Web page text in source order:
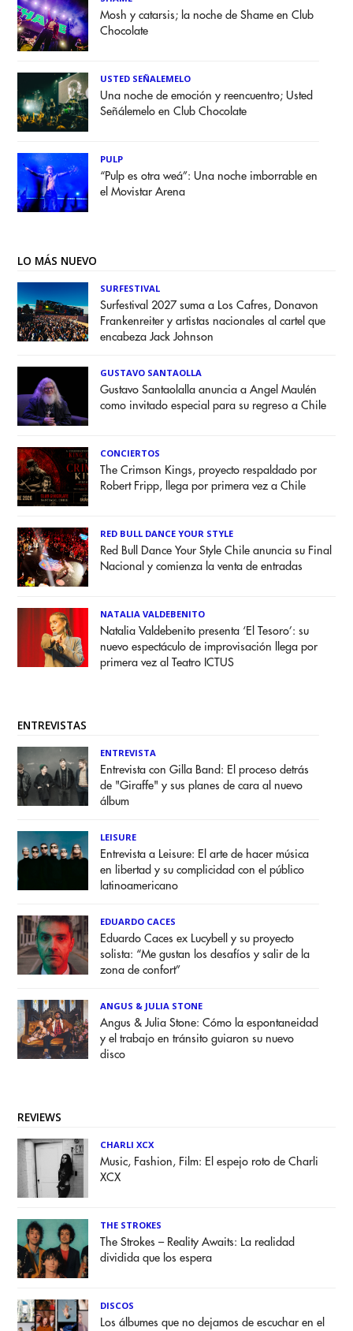
Mosh y catarsis; la noche de Shame en Club
Chocolate
USTED SEÑALEMELO
Una noche de emoción y reencuentro; Usted
Señálemelo en Club Chocolate
PULP
“Pulp es otra weá”: Una noche imborrable en
el Movistar Arena
LO MÁS NUEVO
SURFESTIVAL
Surfestival 2027 suma a Los Cafres, Donavon
Frankenreiter y artistas nacionales al cartel que
encabeza Jack Johnson
GUSTAVO SANTAOLLA
Gustavo Santaolalla anuncia a Angel Maulén
como invitado especial para su regreso a Chile
CONCIERTOS
The Crimson Kings, proyecto respaldado por
Robert Fripp, llega por primera vez a Chile
RED BULL DANCE YOUR STYLE
Red Bull Dance Your Style Chile anuncia su Final
Nacional y comienza la venta de entradas
NATALIA VALDEBENITO
Natalia Valdebenito presenta ‘El Tesoro’: su
nuevo espectáculo de improvisación llega por
primera vez al Teatro ICTUS
ENTREVISTAS
ENTREVISTA
Entrevista con Gilla Band: El proceso detrás
de "Giraffe" y sus planes de cara al nuevo
álbum
LEISURE
Entrevista a Leisure: El arte de hacer música
en libertad y su complicidad con el público
latinoamericano
EDUARDO CACES
Eduardo Caces ex Lucybell y su proyecto
solista: “Me gustan los desafíos y salir de la
zona de confort”
ANGUS & JULIA STONE
Angus & Julia Stone: Cómo la espontaneidad
y el trabajo en tránsito guiaron su nuevo
disco
REVIEWS
CHARLI XCX
Music, Fashion, Film: El espejo roto de Charli
XCX
THE STROKES
The Strokes – Reality Awaits: La realidad
dividida que los espera
DISCOS
Los álbumes que no dejamos de escuchar en el